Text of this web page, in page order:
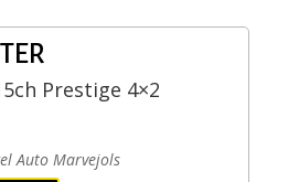
Prestige 4×2
Auto Marvejols